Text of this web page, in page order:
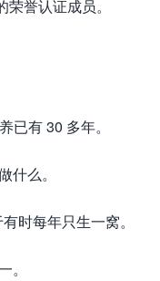
誉认证成员。
已有 30 多年。
么。
时每年只生一窝。